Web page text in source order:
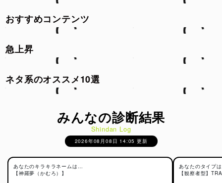
おすすめコンテンツ
急上昇
ネタ系のオススメ10選
みんなの診断結果
Shindan Log
2026年08月08日 14:05 更新
あなたのキラキラネームは…
【神羅夢（かむろ）】
あなたのタイプ
【観察者型】